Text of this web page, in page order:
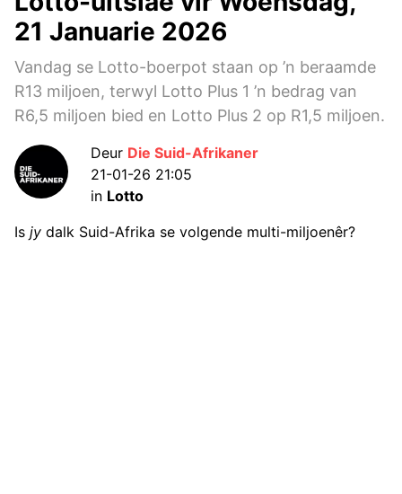
21 Januarie 2026
Vandag se Lotto-boerpot staan op ’n beraamde
R13 miljoen, terwyl Lotto Plus 1 ’n bedrag van
R6,5 miljoen bied en Lotto Plus 2 op R1,5 miljoen.
Deur Die Suid-Afrikaner
21-01-26 21:05
in Lotto
Is jy dalk Suid-Afrika se volgende multi-miljoenêr?